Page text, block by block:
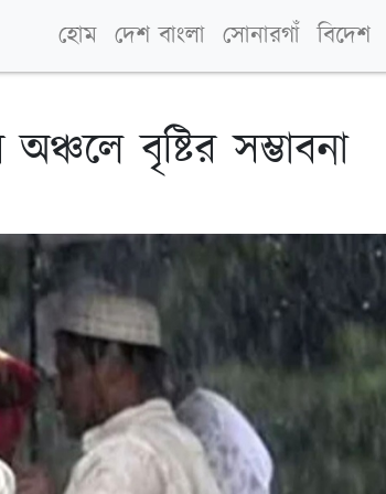
হোম দেশ বাংলা সোনারগাঁ বিদেশ
বৃষ্টির সম্ভাবনা